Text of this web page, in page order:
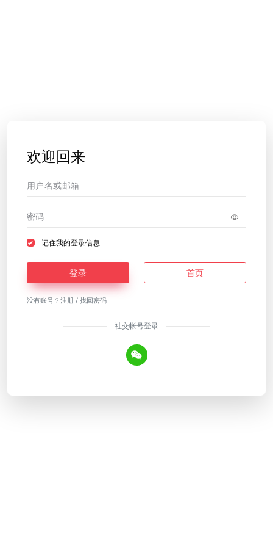
欢迎回来
记住我的登录信息
登录 首页
没有账号？ 注册 / 找回密码
社交帐号登录